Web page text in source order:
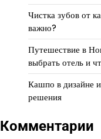
Чистка зубов от
важно?
Путешествие в
выбрать отель и
Кашпо в дизайне
решения
Комментарии